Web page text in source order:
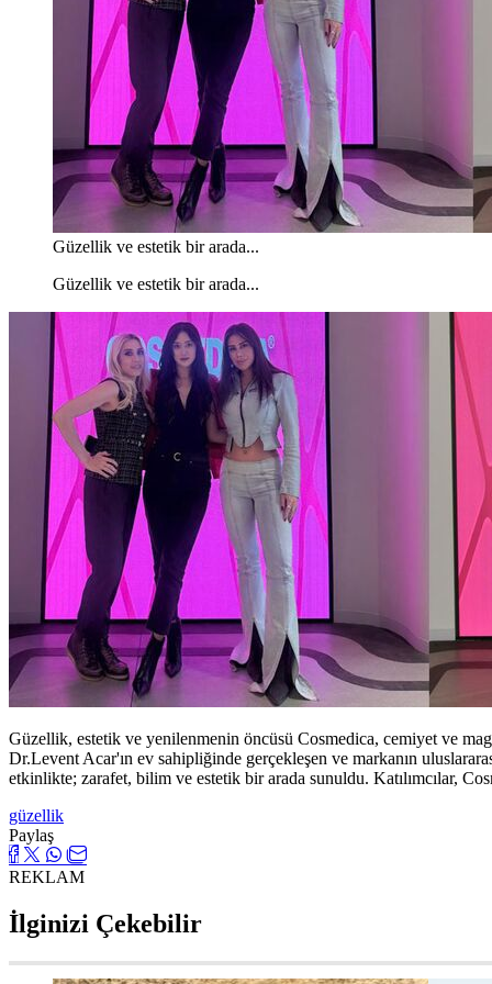
Güzellik ve estetik bir arada...
Güzellik ve estetik bir arada...
Güzellik, estetik ve yenilenmenin öncüsü Cosmedica, cemiyet ve
Dr.Levent Acar'ın ev sahipliğinde gerçekleşen ve markanın
etkinlikte; zarafet, bilim ve estetik bir arada sunuldu. Katılımcılar,
güzellik
Paylaş
REKLAM
İlginizi Çekebilir